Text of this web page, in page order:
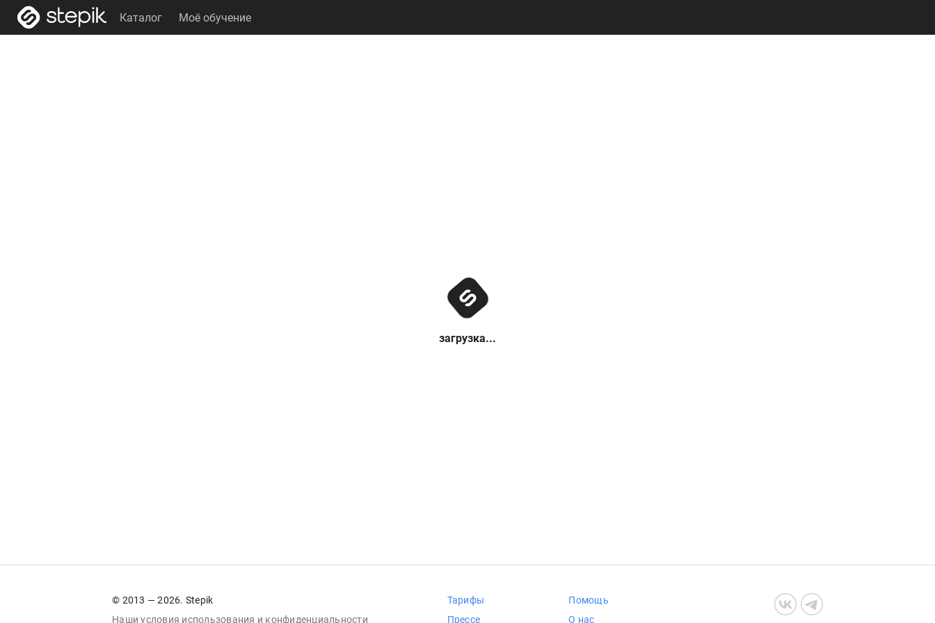
Каталог Моё обучение
загрузка...
© 2013 — 2026. Stepik
Наши условия использования и конфиденциальности
Тарифы
Прессе
Помощь
О нас